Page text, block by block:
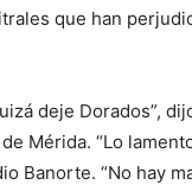
que han
deje Dorados”,
Mérida. “Lo
Banorte. “No hay